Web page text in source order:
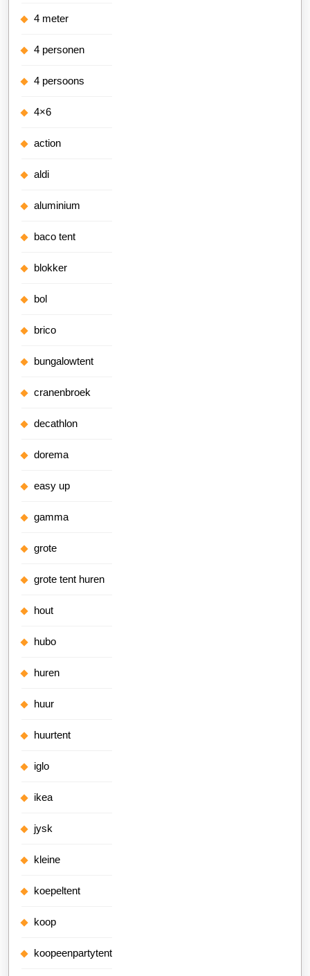
4 meter
4 personen
4 persoons
4×6
action
aldi
aluminium
baco tent
blokker
bol
brico
bungalowtent
cranenbroek
decathlon
dorema
easy up
gamma
grote
grote tent huren
hout
hubo
huren
huur
huurtent
iglo
ikea
jysk
kleine
koepeltent
koop
koopeenpartytent